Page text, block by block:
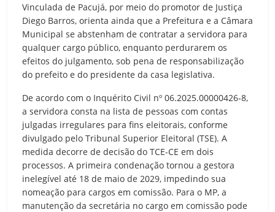
Vinculada de Pacujá, por meio do promotor de Justiça
Diego Barros, orienta ainda que a Prefeitura e a Câmara
Municipal se abstenham de contratar a servidora para
qualquer cargo público, enquanto perdurarem os
efeitos do julgamento, sob pena de responsabilização
do prefeito e do presidente da casa legislativa.
De acordo com o Inquérito Civil nº 06.2025.00000426-8,
a servidora consta na lista de pessoas com contas
julgadas irregulares para fins eleitorais, conforme
divulgado pelo Tribunal Superior Eleitoral (TSE). A
medida decorre de decisão do TCE-CE em dois
processos. A primeira condenação tornou a gestora
inelegível até 18 de maio de 2029, impedindo sua
nomeação para cargos em comissão. Para o MP, a
manutenção da secretária no cargo em comissão pode